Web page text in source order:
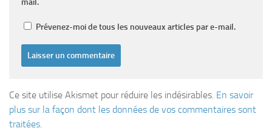
mail.
Prévenez-moi de tous les nouveaux articles par e-mail.
Ce site utilise Akismet pour réduire les indésirables. En savoir
plus sur la façon dont les données de vos commentaires sont
traitées.